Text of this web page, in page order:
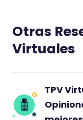
Otras
Virtuales
TPV